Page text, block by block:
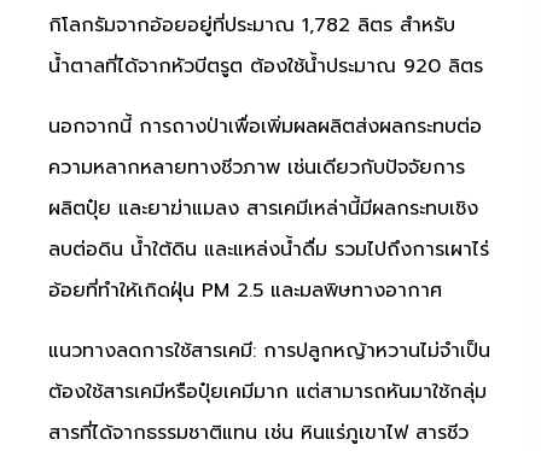
กิโลกรัมจากอ้อยอยู่ที่ประมาณ 1,782 ลิตร สำหรับ
น้ำตาลที่ได้จากหัวบีตรูต ต้องใช้น้ำประมาณ 920 ลิตร
นอกจากนี้ การถางป่าเพื่อเพิ่มผลผลิตส่งผลกระทบต่อ
ความหลากหลายทางชีวภาพ เช่นเดียวกับปัจจัยการ
ผลิตปุ๋ย และยาฆ่าแมลง สารเคมีเหล่านี้มีผลกระทบเชิง
ลบต่อดิน น้ำใต้ดิน และแหล่งน้ำดื่ม รวมไปถึงการเผาไร่
อ้อยที่ทำให้เกิดฝุ่น PM 2.5 และมลพิษทางอากาศ
แนวทางลดการใช้สารเคมี: การปลูกหญ้าหวานไม่จำเป็น
ต้องใช้สารเคมีหรือปุ๋ยเคมีมาก แต่สามารถหันมาใช้กลุ่ม
สารที่ได้จากธรรมชาติแทน เช่น หินแร่ภูเขาไฟ สารชีว